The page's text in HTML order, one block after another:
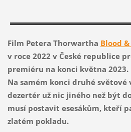
Film Petera Thorwartha Blood
v roce 2022 v České republice
premiéru na konci května 2023.
Na samém konci druhé světové
dezertér už nic jiného než být
musí postavit esesákům, kteří
zlatém pokladu.